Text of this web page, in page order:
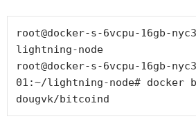
root@docker-s-6vcpu-16gb-
lightning-node
root@docker-s-6vcpu-16gb-
01:~/lightning-node#